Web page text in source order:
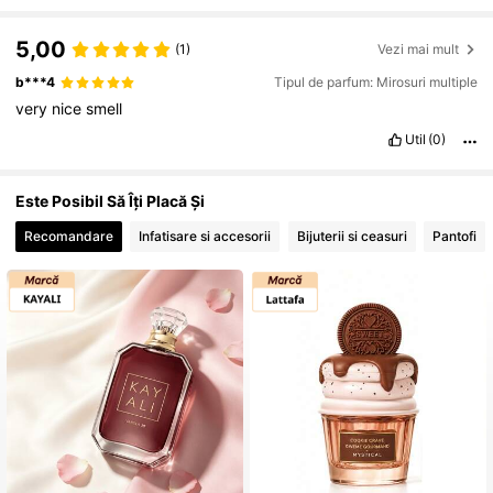
4,84
4,84 176K Urmăritori
176K Urmăritori
4,84 176K Urmăritori
4,84 176K Urmăritori
5,00 (1) Vezi mai mult
b***4 Tipul de parfum: Mirosuri multiple
very nicesmell
Util (0)
Este Posibil Să Îți Placă Și
Recomandare Infatisare si accesorii Bijuterii si ceasuri Pantofi